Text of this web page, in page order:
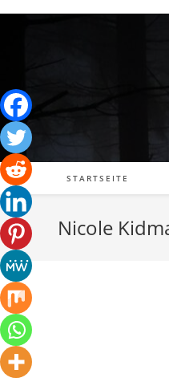
STARTSEITE
Nicole